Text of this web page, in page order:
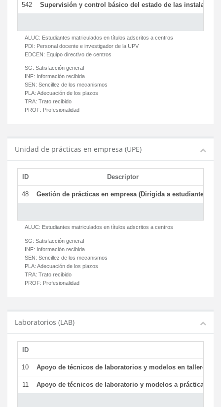
542 Supervisión y control básico del estado de las
ALUC: Estudiantes matriculados en títulos adscritos a centros
PDI: Personal docente e investigador de la UPV
EDCEN: Equipo directivo de centros
SG: Satisfacción general
INF: Información recibida
SEN: Sencillez de los mecanismos
PLA: Adecuación de los plazos
TRA: Trato recibido
PROF: Profesionalidad
Unidad de prácticas en empresa (UPE)
ID Descriptor
48 Gestión de prácticas en empresa (Dirigida a estudiantes)
ALUC: Estudiantes matriculados en títulos adscritos a centros
SG: Satisfacción general
INF: Información recibida
SEN: Sencillez de los mecanismos
PLA: Adecuación de los plazos
TRA: Trato recibido
PROF: Profesionalidad
Laboratorios (LAB)
ID
10 Apoyo de técnicos de laboratorios y modelos en talleres/
11 Apoyo de técnicos de laboratorio y modelos a prácticas y